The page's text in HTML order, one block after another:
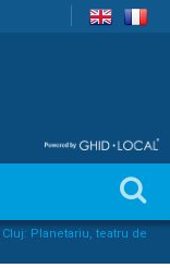
Planetariu, teatru de